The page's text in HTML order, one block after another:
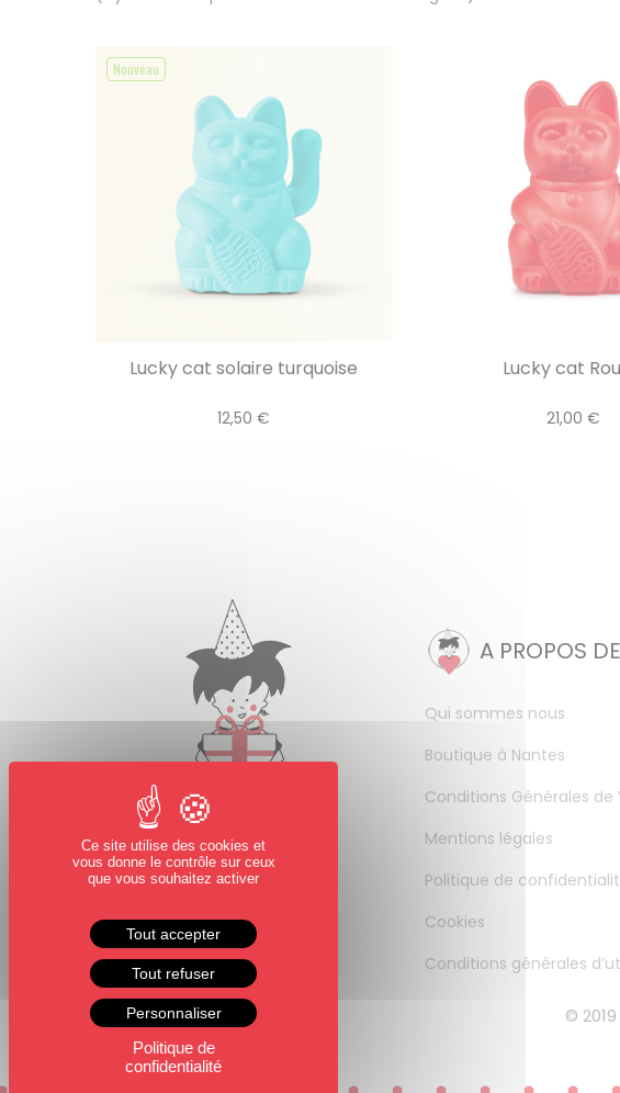
Nouveau
Lucky cat solaire turquoise
12,50 €
Lucky cat
21,00 €
A PROPOS
Qui sommes nous
Boutique à Nantes
Conditions Générales de
Mentions légales
Politique de
Cookies
Conditions générales
©
Ce site utilise des cookies et
vous donne le contrôle sur ceux
que vous souhaitez activer
Tout accepter
Tout refuser
Personnaliser
Politique de
confidentialité